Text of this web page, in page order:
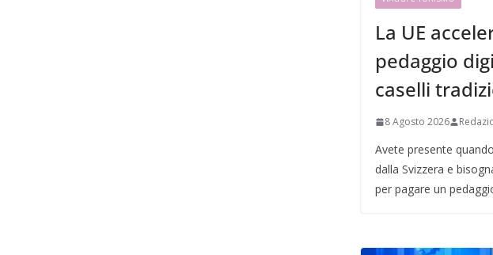
La UE
pedaggio
caselli
8 Agosto 2026
Avete presente
dalla Svizzera e
per pagare un